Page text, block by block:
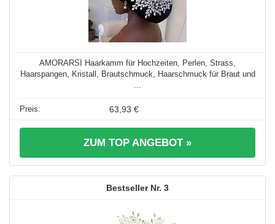
AMORARSI Haarkamm für Hochzeiten, Perlen, Strass,
Haarspangen, Kristall, Brautschmuck, Haarschmuck für Braut und
...
63,93 €
ZUM TOP ANGEBOT »
3